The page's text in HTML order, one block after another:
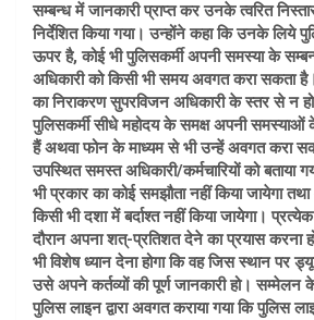
सम्बन्ध में जानकारी प्राप्त कर उनके त्वरित
निर्देशित किया गया। उन्होंने कहा कि उनके लिये
ऊपर है, कोई भी पुलिसकर्मी अपनी समस्या के
अधिकारी को किसी भी समय अवगत करा सकता
का निराकरण सुपरविजन अधिकारी के स्तर से न हो
पुलिसकर्मी सीधे महोदय के समक्ष अपनी
हैं अथवा फोन के माध्यम से भी उन्हें अवगत करा
उपस्थित समस्त अधिकारी/कर्मचारियों को बताया
भी प्रकार का कोई समझौता नहीं किया जायेगा
किसी भी दशा में बर्दाश्त नहीं किया जायेगा।
दौरान अपना शत्-प्रतिशत देने का प्रयास करना
भी विशेष ध्यान देना होगा कि वह जिस स्थान पर
उसे अपने कर्तव्यों की पूर्ण जानकारी हो। सम्मेलन के
पुलिस लाइन द्वारा अवगत कराया गया कि पुलिस